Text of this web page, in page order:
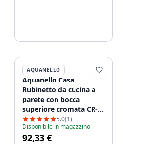
AQUANELLO
Aquanello Casa
Rubinetto da cucina a
parete con bocca
superiore cromata CR-
1003-CS
5.0(1)
Disponibile in magazzino
92,33 €